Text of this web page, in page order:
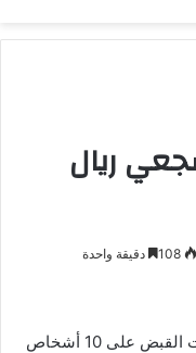
مشجعي ريال
دقيقة واحدة
كشفت التقارير أن الشرطة الإسبانية ألقت القبض على 10 أشخاص